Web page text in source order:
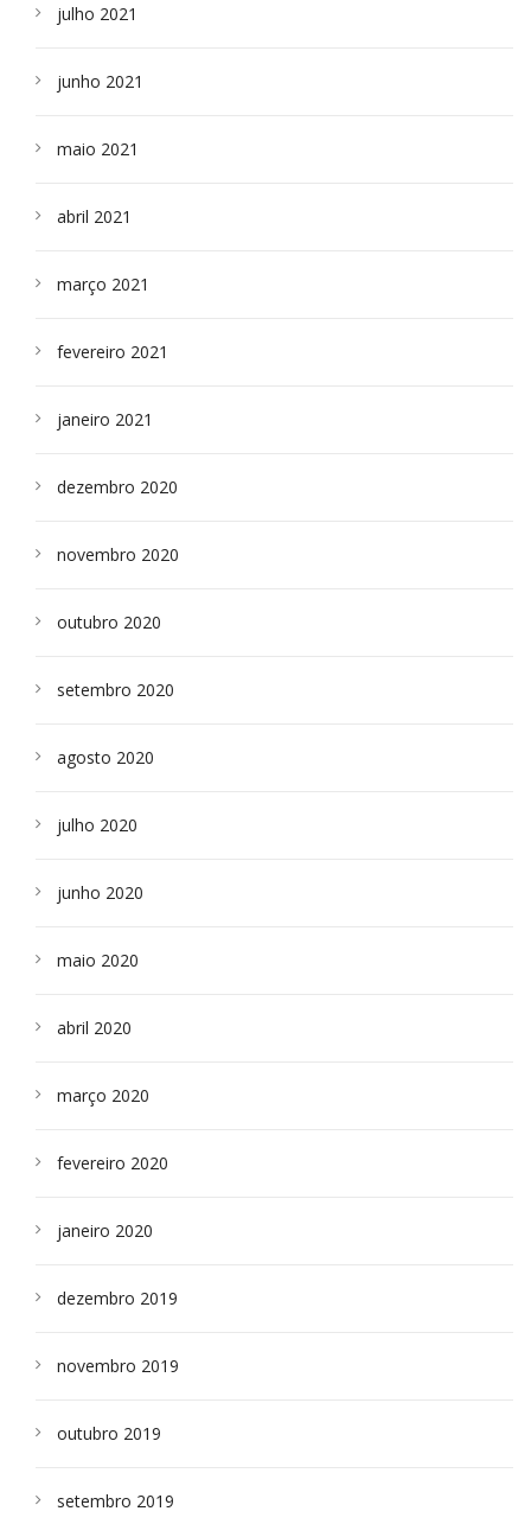
julho 2021
junho 2021
maio 2021
abril 2021
março 2021
fevereiro 2021
janeiro 2021
dezembro 2020
novembro 2020
outubro 2020
setembro 2020
agosto 2020
julho 2020
junho 2020
maio 2020
abril 2020
março 2020
fevereiro 2020
janeiro 2020
dezembro 2019
novembro 2019
outubro 2019
setembro 2019